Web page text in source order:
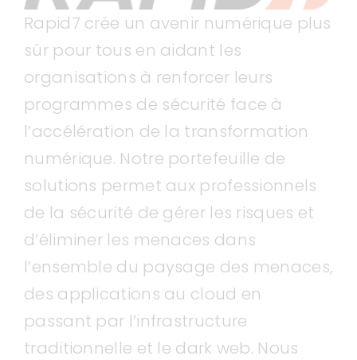
Rapid7 crée un avenir numérique plus
sûr pour tous en aidant les
organisations à renforcer leurs
programmes de sécurité face à
l’accélération de la transformation
numérique. Notre portefeuille de
solutions permet aux professionnels
de la sécurité de gérer les risques et
d’éliminer les menaces dans
l’ensemble du paysage des menaces,
des applications au cloud en
passant par l’infrastructure
traditionnelle et le dark web. Nous